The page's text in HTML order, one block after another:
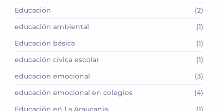
Educación
(2)
educación ambiental
(1)
Educación básica
(1)
educación cívica escolar
(1)
educación emocional
(3)
educación emocional en colegios
(4)